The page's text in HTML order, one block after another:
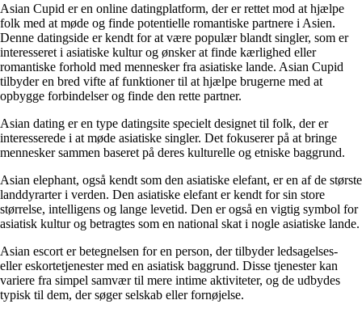
Asian Cupid er en online datingplatform, der er rettet mod at hjælpe
folk med at møde og finde potentielle romantiske partnere i Asien.
Denne datingside er kendt for at være populær blandt singler, som er
interesseret i asiatiske kultur og ønsker at finde kærlighed eller
romantiske forhold med mennesker fra asiatiske lande. Asian Cupid
tilbyder en bred vifte af funktioner til at hjælpe brugerne med at
opbygge forbindelser og finde den rette partner.
Asian dating er en type datingsite specielt designet til folk, der er
interesserede i at møde asiatiske singler. Det fokuserer på at bringe
mennesker sammen baseret på deres kulturelle og etniske baggrund.
Asian elephant, også kendt som den asiatiske elefant, er en af de største
landdyrarter i verden. Den asiatiske elefant er kendt for sin store
størrelse, intelligens og lange levetid. Den er også en vigtig symbol for
asiatisk kultur og betragtes som en national skat i nogle asiatiske lande.
Asian escort er betegnelsen for en person, der tilbyder ledsagelses-
eller eskortetjenester med en asiatisk baggrund. Disse tjenester kan
variere fra simpel samvær til mere intime aktiviteter, og de udbydes
typisk til dem, der søger selskab eller fornøjelse.